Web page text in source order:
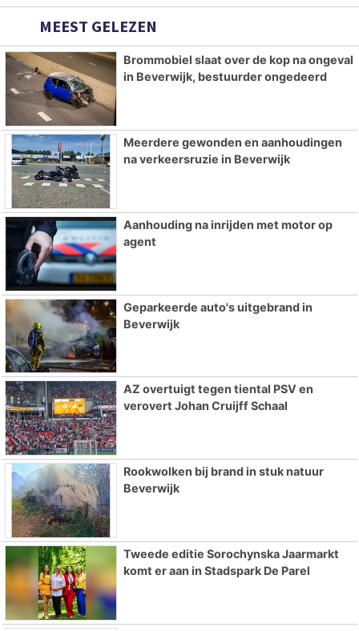
MEEST GELEZEN
Brommobiel slaat over de kop na ongeval
in Beverwijk, bestuurder ongedeerd
Meerdere gewonden en aanhoudingen
na verkeersruzie in Beverwijk
Aanhouding na inrijden met motor op
agent
Geparkeerde auto's uitgebrand in
Beverwijk
AZ overtuigt tegen tiental PSV en
verovert Johan Cruijff Schaal
Rookwolken bij brand in stuk natuur
Beverwijk
Tweede editie Sorochynska Jaarmarkt
komt er aan in Stadspark De Parel